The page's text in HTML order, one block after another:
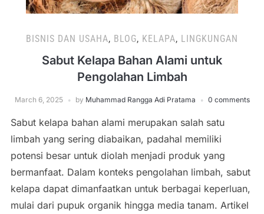
BISNIS DAN USAHA, BLOG, KELAPA, LINGKUNGAN
Sabut Kelapa Bahan Alami untuk
Pengolahan Limbah
March 6, 2025 by Muhammad Rangga Adi Pratama 0 comments
Sabut kelapa bahan alami merupakan salah satu
limbah yang sering diabaikan, padahal memiliki
potensi besar untuk diolah menjadi produk yang
bermanfaat. Dalam konteks pengolahan limbah, sabut
kelapa dapat dimanfaatkan untuk berbagai keperluan,
mulai dari pupuk organik hingga media tanam. Artikel